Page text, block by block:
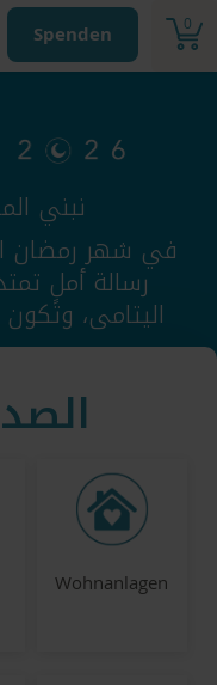
0
Spenden
نبني
في شهر رمضان
رسالة أملٍ
اليتامى، وتكون
Wohnanlagen